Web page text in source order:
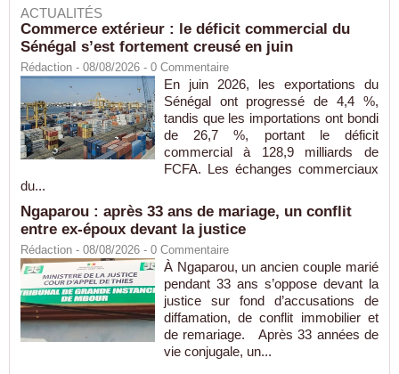
ACTUALITÉS
Commerce extérieur : le déficit commercial du
Sénégal s’est fortement creusé en juin
Rédaction - 08/08/2026 - 0 Commentaire
En juin 2026, les exportations du
Sénégal ont progressé de 4,4 %,
tandis que les importations ont bondi
de 26,7 %, portant le déficit
commercial à 128,9 milliards de
FCFA. Les échanges commerciaux
du...
Ngaparou : après 33 ans de mariage, un conflit
entre ex-époux devant la justice
Rédaction - 08/08/2026 - 0 Commentaire
À Ngaparou, un ancien couple marié
pendant 33 ans s’oppose devant la
justice sur fond d’accusations de
diffamation, de conflit immobilier et
de remariage. Après 33 années de
vie conjugale, un...